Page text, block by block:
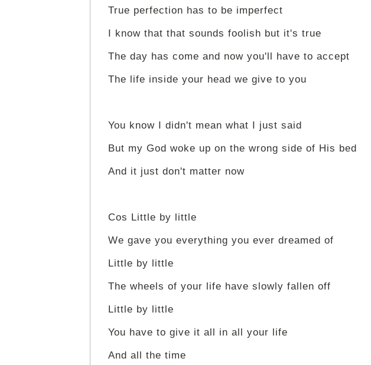
True perfection has to be imperfect
I know that that sounds foolish but it's true
The day has come and now you'll have to accept
The life inside your head we give to you
You know I didn't mean what I just said
But my God woke up on the wrong side of His bed
And it just don't matter now
Cos Little by little
We gave you everything you ever dreamed of
Little by little
The wheels of your life have slowly fallen off
Little by little
You have to give it all in all your life
And all the time